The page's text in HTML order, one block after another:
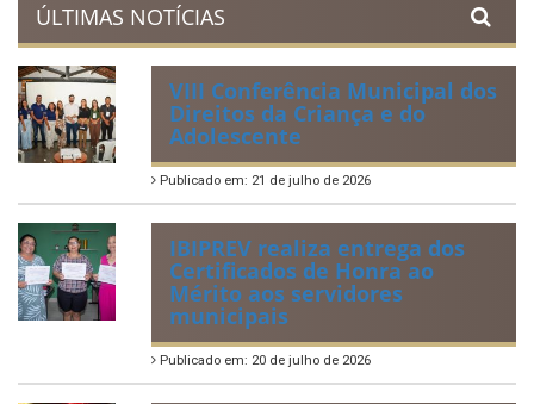
ÚLTIMAS NOTÍCIAS
VIII Conferência Municipal dos
Direitos da Criança e do
Adolescente
Publicado em: 21 de julho de 2026
IBIPREV realiza entrega dos
Certificados de Honra ao
Mérito aos servidores
municipais
Publicado em: 20 de julho de 2026